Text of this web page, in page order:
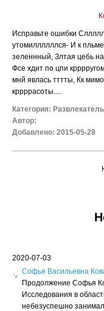
Исправьте ошибки
утомиллллллся- И к
зеленнный, Злтая цебь
Фсе хдит по цпи
мнй явлась тттты, Кк
кррррасоты....
Категория:
Автор:
Добавлено: 2015-05-28
2020-07-03
Софья Васильевна
Продолжение Софья
Исследования в
небезуспешно